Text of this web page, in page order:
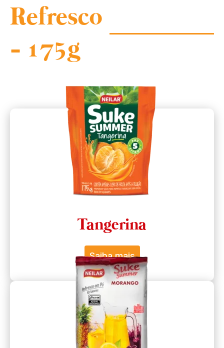
Refresco
- 175g
Tangerina
Saiba mais